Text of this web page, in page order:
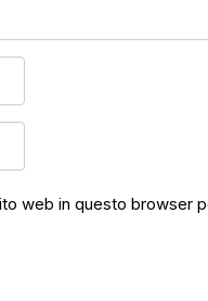
web in questo browser